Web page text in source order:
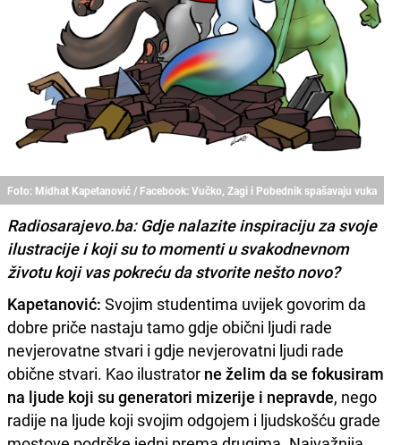
Foto: Midhat Kapetanović / Facebook: Vučko, Zagi i Pobednik spašavaju vuka
Radiosarajevo.ba: Gdje nalazite inspiraciju za svoje
ilustracije i koji su to momenti u svakodnevnom
životu koji vas pokreću da stvorite nešto novo?
Kapetanović: Svojim studentima uvijek govorim da
dobre priče nastaju tamo gdje obični ljudi rade
nevjerovatne stvari i gdje nevjerovatni ljudi rade
obične stvari. Kao ilustrator ne želim da se fokusiram
na ljude koji su generatori mizerije i nepravde, nego
radije na ljude koji svojim odgojem i ljudskošću grade